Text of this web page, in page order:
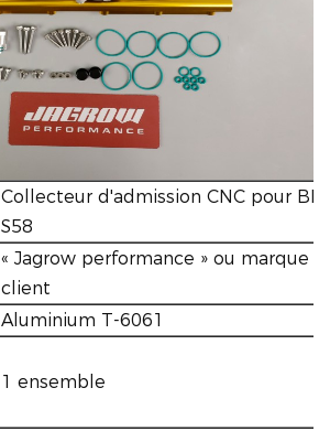
Collecteur d'admission CNC pour
S58
« Jagrow performance » ou marque
client
Aluminium T-6061
1 ensemble